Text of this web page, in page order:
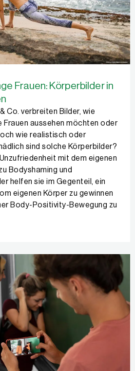
Frauen: Körperbilder in
Co. verbreiten Bilder, wie
Frauen aussehen möchten oder
wie realistisch oder
sind solche Körperbilder?
mit dem eigenen
Bodyshaming und
helfen sie im Gegenteil, ein
eigenen Körper zu gewinnen
Body-Positivity-Bewegung zu